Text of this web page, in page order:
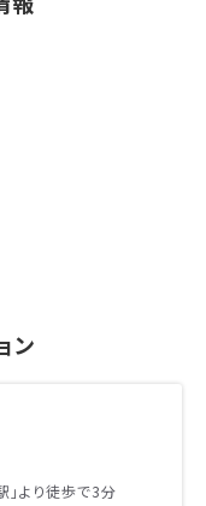
ン
より徒歩で3分